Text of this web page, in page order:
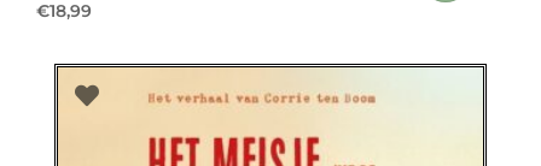
€18,99